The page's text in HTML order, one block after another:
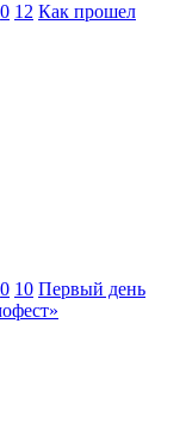
0 12 Как прошел
0 10 Первый день